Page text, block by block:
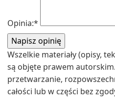
Opinia:*
Wszelkie materiały (opisy,
są objęte prawem
przetwarzanie,
całości lub w części bez